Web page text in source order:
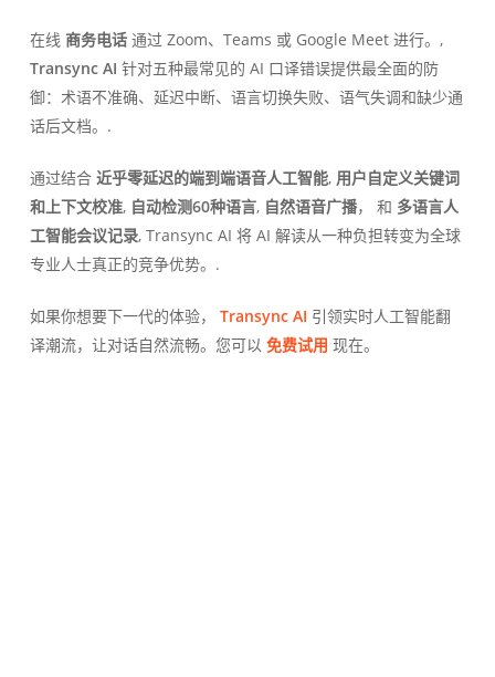
在线 商务电话通过 Zoom、Teams 或 Google Meet 进行。,
Transync AI 针对五种最常见的 AI 口译错误提供最全面的防
御：术语不准确、延迟中断、语言切换失败、语气失调和缺少通
话后文档。.
通过结合 近乎零延迟的端到端语音人工智能, 用户自定义关键词
和上下文校准, 自动检测60种语言, 自然语音广播， 和 多语言人
工智能会议记录, Transync AI 将 AI 解读从一种负担转变为全球
专业人士真正的竞争优势。.
如果你想要下一代的体验， Transync AI 引领实时人工智能翻
译潮流，让对话自然流畅。您可以 免费试用 现在。